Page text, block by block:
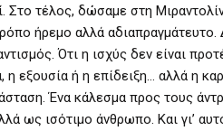
τέλος, δώσαμε στη
ήρεμο αλλά
Ότι η ισχύς δεν είναι
εξουσία ή η επίδειξη… αλλά η
Ένα κάλεσμα προς τους
ως ισότιμο άνθρωπο. Και γι’